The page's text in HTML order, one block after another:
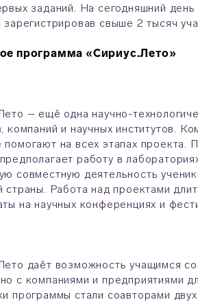
заданий. На сегодняшний
зарегистрировав свыше 2 тысяч
программа «Сириус.Лето»
– ещё одна научно-
компаний и научных институтов.
на всех этапах проекта.
работу в
совместную деятельность
страны. Работа над проектами
на научных конференциях и
даёт возможность учащимся
с компаниями и предприятиями
программы стали соавторами